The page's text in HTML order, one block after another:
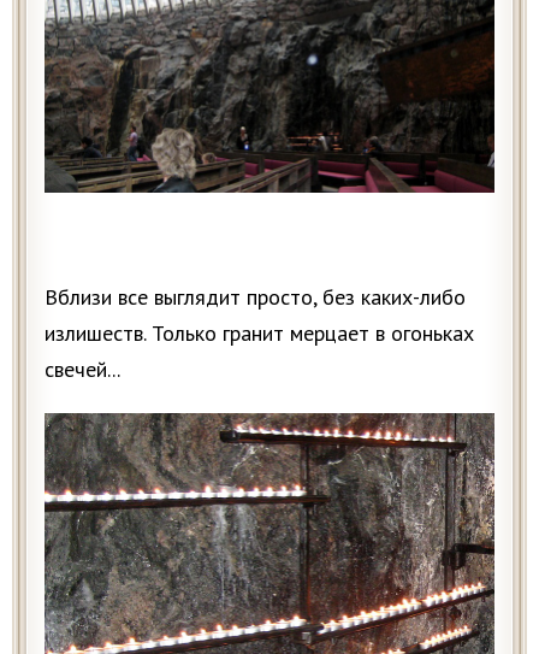
Вблизи все выглядит просто, без каких-либо
излишеств. Только гранит мерцает в огоньках
свечей...